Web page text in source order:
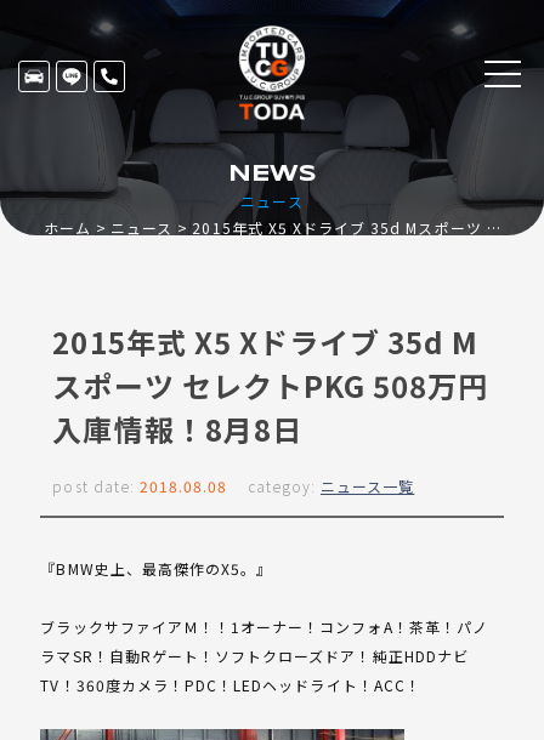
ニュース
NEWS
ホーム ニュース 2015年式 X5 Xドライブ 35d Mスポーツ セレクトPKG 508万円入庫情報！8月8日
2015年式 X5 Xドライブ 35d M
スポーツ セレクトPKG 508万円
入庫情報！8月8日
post date: 2018.08.08 categoy: ニュース一覧
『BMW史上、最高傑作のX5。』
ブラックサファイアＭ！！1オーナー！コンフォA！茶革！パノ
ラマSR！自動Rゲート！ソフトクローズドア！純正HDDナビ
TV！360度カメラ！PDC！LEDヘッドライト！ACC！